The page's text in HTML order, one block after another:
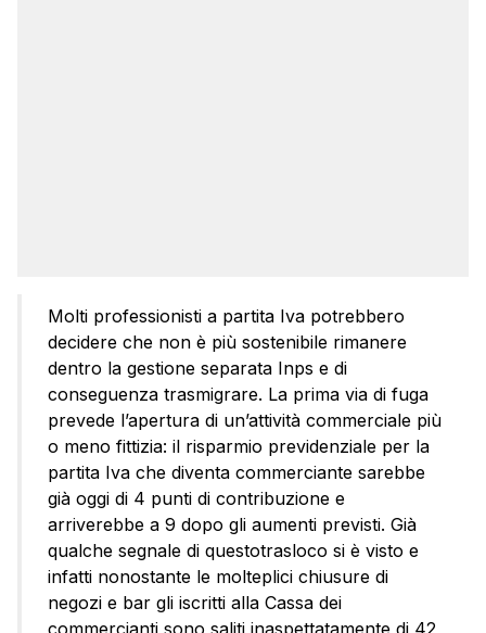
Molti professionisti a partita Iva potrebbero
decidere che non è più sostenibile rimanere
dentro la gestione separata Inps e di
conseguenza trasmigrare. La prima via di fuga
prevede l’apertura di un’attività commerciale più
o meno fittizia: il risparmio previdenziale per la
partita Iva che diventa commerciante sarebbe
già oggi di 4 punti di contribuzione e
arriverebbe a 9 dopo gli aumenti previsti. Già
qualche segnale di questotrasloco si è visto e
infatti nonostante le molteplici chiusure di
negozi e bar gli iscritti alla Cassa dei
commercianti sono saliti inaspettatamente di 42